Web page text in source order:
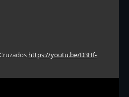
https://youtu.be/D3Hf-